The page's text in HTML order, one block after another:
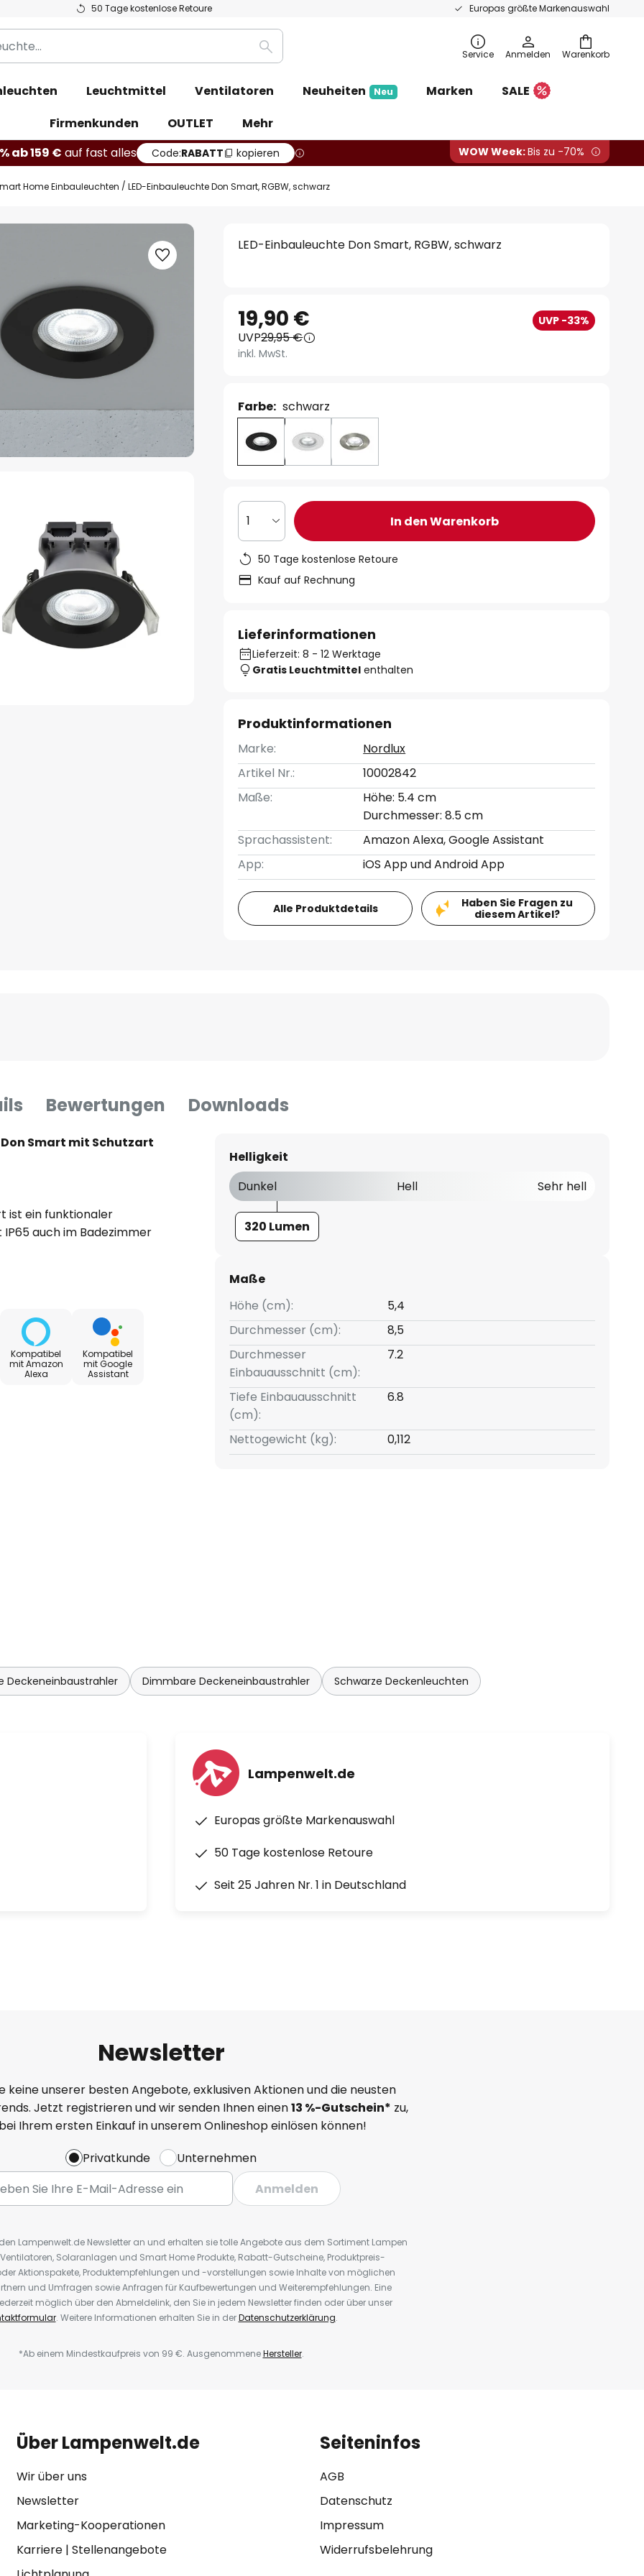
50 Tage kostenlose Retoure Europas größte Markenauswahl
Warenkorb
Suche Service Anmelden
Leuchtmittel Ventilatoren Neuheiten Neu Marken
SALE
Firmenkunden
OUTLET
Mehr
ab 159 € auf fast alles Code:RABATT kopieren WOW Week:Bis zu -70%
Home Einbauleuchten LED-Einbauleuchte Don Smart, RGBW, schwarz
LED-Einbauleuchte Don Smart, RGBW, schwarz
19,90 € UVP -33%
UVP29,95 €
inkl. MwSt.
Farbe: schwarz
1 In den Warenkorb
50 Tage kostenlose Retoure
Kauf auf Rechnung
Lieferinformationen
Lieferzeit: 8 - 12 Werktage
Gratis Leuchtmittel enthalten
Produktinformationen
Marke:
Nordlux
Artikel Nr.:
10002842
Maße:
Höhe: 5.4 cm
Durchmesser: 8.5 cm
Sprachassistent:
Amazon Alexa, Google Assistant
App:
iOS App und Android App
Alle Produktdetails
Haben Sie Fragen zu
diesem Artikel?
Bewertungen Downloads
Smart mit Schutzart
ist ein funktionaler
auch im Badezimmer
App ist es möglich, Don
Kompatibel
mit Amazon
Alexa
Kompatibel
mit Google
Assistant
Helligkeit
Dunkel
Hell Sehr hell
320 Lumen
Maße
Höhe (cm):
5,4
Durchmesser (cm):
8,5
Durchmesser
Einbauausschnitt (cm):
7.2
Tiefe Einbauausschnitt
(cm):
6.8
Nettogewicht (kg): 0,112
Deckeneinbaustrahler Dimmbare Deckeneinbaustrahler Schwarze Deckenleuchten
Lampenwelt.de
Europas größte Markenauswahl
50 Tage kostenlose Retoure
Seit 25 Jahren Nr. 1 in Deutschland
Newsletter
keine unserer besten Angebote, exklusiven Aktionen und die neusten
Jetzt registrieren und wir senden Ihnen einen13 %-Gutschein* zu,
Ihrem ersten Einkauf in unserem Onlineshop einlösen können!
Privatkunde
Unternehmen
Anmelden
Lampenwelt.de Newsletter an und erhalten sie tolle Angebote aus dem Sortiment Lampen
Solaranlagen und Smart Home Produkte, Rabatt-Gutscheine, Produktpreis-
Aktionspakete, Produktempfehlungen und -vorstellungen sowie Inhalte von möglichen
und Umfragen sowie Anfragen für Kaufbewertungen und Weiterempfehlungen. Eine
möglich über den Abmeldelink, den Sie in jedem Newsletter finden oder über unser
. Weitere Informationen erhalten Sie in derDatenschutzerklärung.
*Ab einem Mindestkaufpreis von 99 €. AusgenommeneHersteller.
Über Lampenwelt.de
Wir über uns
Newsletter
Marketing-Kooperationen
Karriere| Stellenangebote
Seiteninfos
AGB
Datenschutz
Impressum
Widerrufsbelehrung